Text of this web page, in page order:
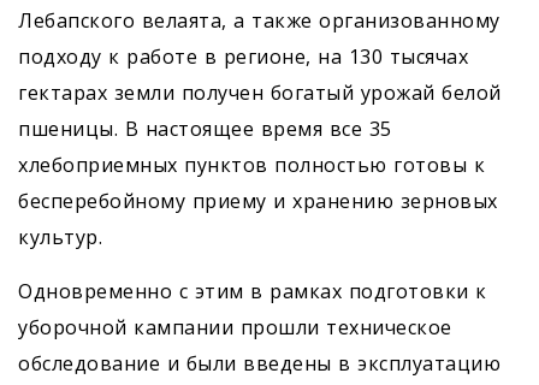
Лебапского велаята, а также организованному
подходу к работе в регионе, на 130 тысячах
гектарах земли получен богатый урожай белой
пшеницы. В настоящее время все 35
хлебоприемных пунктов полностью готовы к
бесперебойному приему и хранению зерновых
культур.
Одновременно с этим в рамках подготовки к
уборочной кампании прошли техническое
обследование и были введены в эксплуатацию